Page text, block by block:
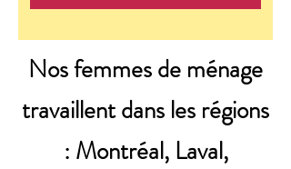
Nos femmes de ménage
travaillent dans les régions
: Montréal, Laval,